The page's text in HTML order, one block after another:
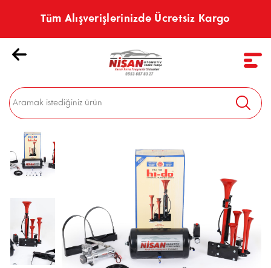
Tüm Alışverişlerinizde Ücretsiz Kargo